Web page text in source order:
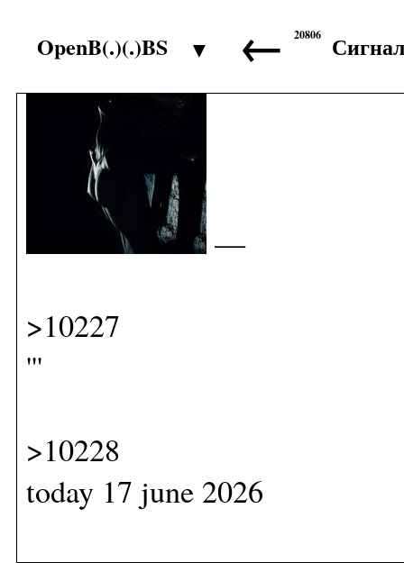
OpenB(.)(.)BS ▼ ← Сигнал
20806
>10226
—
>10227
'''
>10228
today 17 june 2026